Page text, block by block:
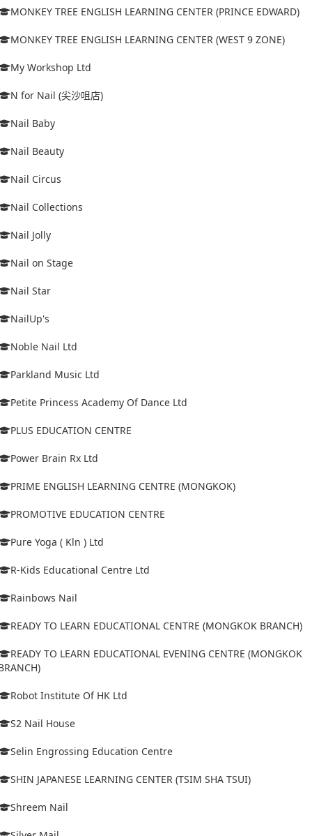
MONKEY TREE ENGLISH LEARNING CENTER (PRINCE EDWARD)
MONKEY TREE ENGLISH LEARNING CENTER (WEST 9 ZONE)
My Workshop Ltd
N for Nail (尖沙咀店)
Nail Baby
Nail Beauty
Nail Circus
Nail Collections
Nail Jolly
Nail on Stage
Nail Star
NailUp's
Noble Nail Ltd
Parkland Music Ltd
Petite Princess Academy Of Dance Ltd
PLUS EDUCATION CENTRE
Power Brain Rx Ltd
PRIME ENGLISH LEARNING CENTRE (MONGKOK)
PROMOTIVE EDUCATION CENTRE
Pure Yoga ( Kln ) Ltd
R-Kids Educational Centre Ltd
Rainbows Nail
READY TO LEARN EDUCATIONAL CENTRE (MONGKOK BRANCH)
READY TO LEARN EDUCATIONAL EVENING CENTRE (MONGKOK
Robot Institute Of HK Ltd
S2 Nail House
Selin Engrossing Education Centre
SHIN JAPANESE LEARNING CENTER (TSIM SHA TSUI)
Shreem Nail